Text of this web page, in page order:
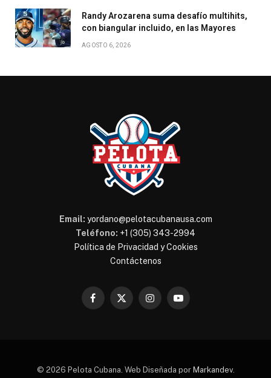
Randy Arozarena suma desafío multihits,
con biangular incluido, en las Mayores
AGOSTO 6, 2026
Email: yordano@pelotacubanausa.com
Teléfono: +1 (305) 343-2994
Política de Privacidad y Cookies
Contáctenos
Facebook
X
InstagramYouTube
© 2026 Pelota Cubana. Web Diseñada por Markandev.